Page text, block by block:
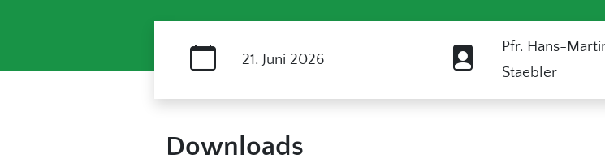
21. Juni 2026
Pfr. Hans-
Staebler
Downloads